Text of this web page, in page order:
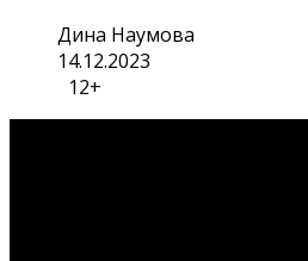
Дина Наумова
14.12.2023
12+